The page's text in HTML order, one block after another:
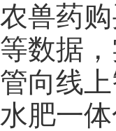
农兽药
等数据
管向线
水肥一